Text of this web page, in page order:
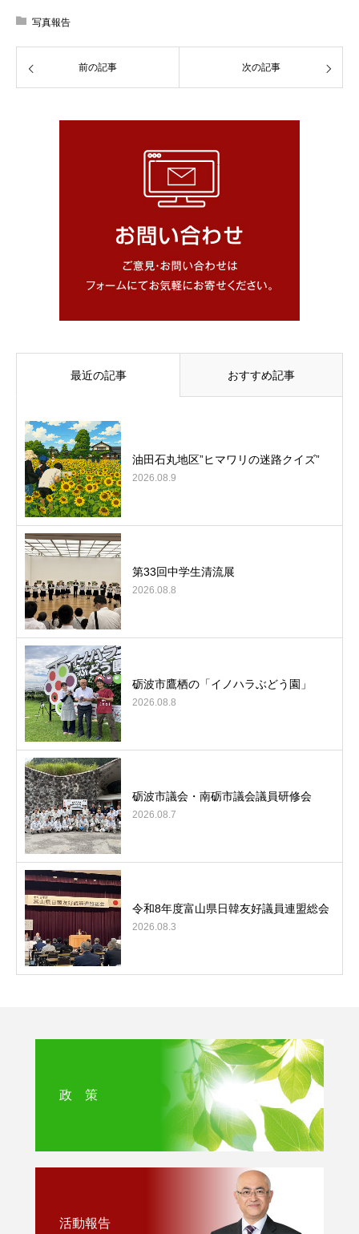
写真報告
前の記事 次の記事
最近の記事 おすすめ記事
油田石丸地区”ヒマワリの迷路クイズ”
2026.08.9
第33回中学生清流展
2026.08.8
砺波市鷹栖の「イノハラぶどう園」
2026.08.8
砺波市議会・南砺市議会議員研修会
2026.08.7
令和8年度富山県日韓友好議員連盟総会
2026.08.3
政 策
活動報告